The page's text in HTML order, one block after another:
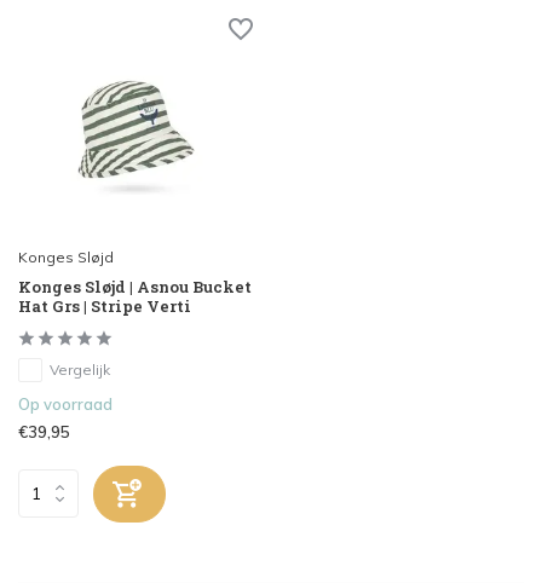
Konges Sløjd
Konges Sløjd | Asnou Bucket
Hat Grs | Stripe Verti
Vergelijk
Op voorraad
€39,95